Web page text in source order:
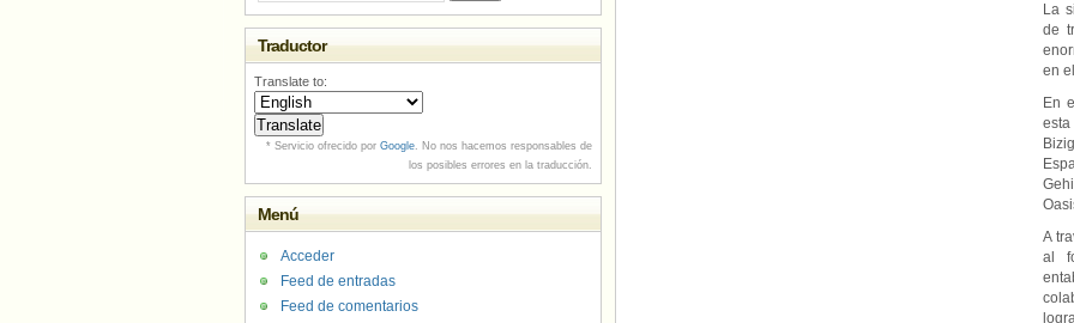
La
de
en
En
A
al
Traductor
Translate to:
* Servicio ofrecido por Google. No nos hacemos responsables de
los posibles errores en la traducción.
Menú
Acceder
Feed de entradas
Feed de comentarios